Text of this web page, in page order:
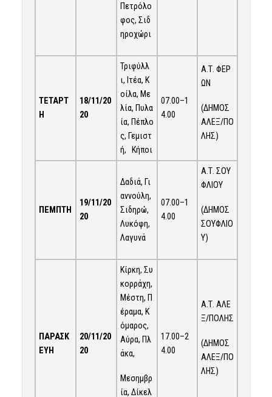
Πετρόλο
φος, Σιδ
ηροχώρι
ΤΕΤΑΡΤ
Η
18/11/20
20
Τριφύλλ
ι, Ιτέα, Κ
οίλα, Με
λία, Πυλα
ία, Πέπλο
ς, Γεμιστ
ή, Κήποι
07.00–1
4.00
Α.Τ. ΦΕΡ
ΩΝ
(ΔΗΜΟΣ
ΑΛΕΞ/ΠΟ
ΛΗΣ)
ΠΕΜΠΤΗ
19/11/20
20
Δαδιά, Γι
αννούλη,
Σιδηρώ,
Λυκόφη,
Λαγυνά
07.00–1
4.00
Α.Τ. ΣΟΥ
ΦΛΙΟΥ
(ΔΗΜΟΣ
ΣΟΥΦΛΙΟ
Υ)
ΠΑΡΑΣΚ
ΕΥΗ
20/11/20
20
Κίρκη, Συ
κορράχη,
Μέστη, Π
έραμα, Κ
όμαρος,
Αύρα, Πλ
άκα,
Μεσημβρ
ία, Δίκελ
17.00–2
4.00
Α.Τ. ΑΛΕ
Ξ/ΠΟΛΗΣ
(ΔΗΜΟΣ
ΑΛΕΞ/ΠΟ
ΛΗΣ)